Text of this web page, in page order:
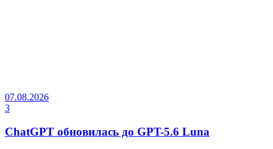
07.08.2026
3
ChatGPT обновилась до GPT-5.6 Luna